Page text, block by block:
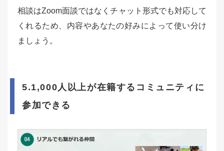
相談はZoom面談ではなくチャット形式でも対応して
くれるため、内容やあなたの好みによって使い分け
ましょう。
5.1,000人以上が在籍するコミュニティに
参加できる